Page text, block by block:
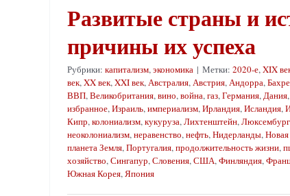
Развитые страны и
причины их успеха
Рубрики: капитализм,экономика | Метки: 2020-е,XIX
век,XX век,XXI век,Австралия,Австрия,Андорра,
ВВП,Великобритания,вино,война,газ,Германия,Дания,
избранное,Израиль,империализм,Ирландия,Исландия,
Кипр,колониализм,кукуруза,Лихтенштейн,Люксембург
неоколониализм,неравенство,нефть,Нидерланды,
планета Земля,Португалия,продолжительность жизни,
хозяйство,Сингапур,Словения,США,Финляндия,
Южная Корея,Япония